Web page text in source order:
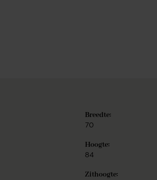
Breedte:
70
Hoogte:
84
Zithoogte: